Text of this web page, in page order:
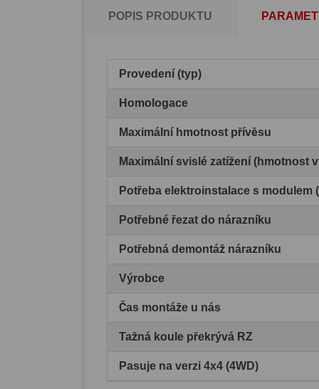
POPIS PRODUKTU
Provedení (typ)
Homologace
Maximální hmotnost přívěsu
Maximální svislé zatížení (hmotnost
Potřeba elektroinstalace s modulem
Potřebné řezat do nárazníku
Potřebná demontáž nárazníku
Výrobce
Čas montáže u nás
Tažná koule překrývá RZ
Pasuje na verzi 4x4 (4WD)